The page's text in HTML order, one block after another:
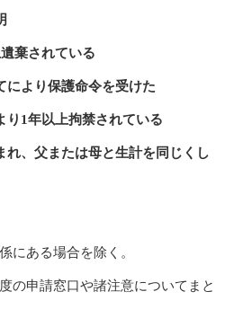
棄されている
により保護命令を受けた
り1年以上拘禁されている
れ、父または母と生計を同じくし
にある場合を除く。
の申請窓口や諸注意についてまと